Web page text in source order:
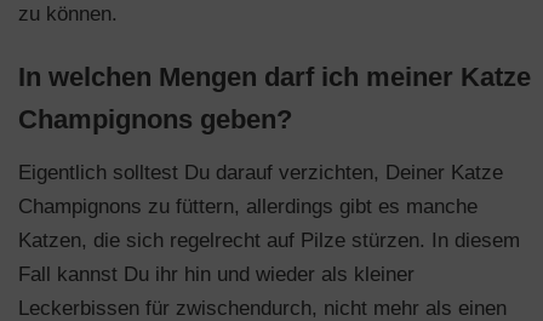
zu können.
In welchen Mengen darf ich meiner Katze
Champignons geben?
Eigentlich solltest Du darauf verzichten, Deiner Katze
Champignons zu füttern, allerdings gibt es manche
Katzen, die sich regelrecht auf Pilze stürzen. In diesem
Fall kannst Du ihr hin und wieder als kleiner
Leckerbissen für zwischendurch, nicht mehr als einen